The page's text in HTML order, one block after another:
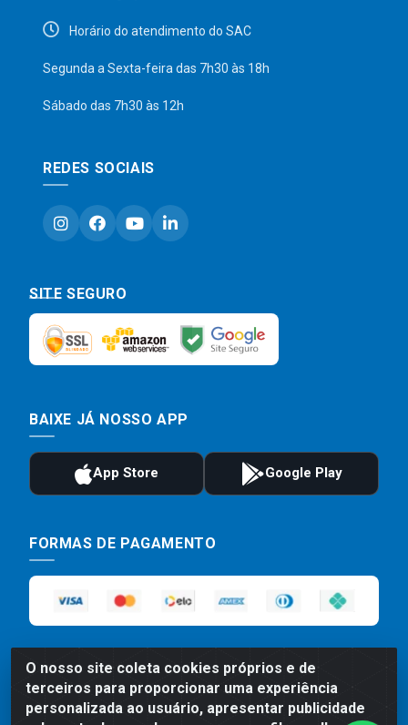
O nosso site coleta cookies próprios e de
terceiros para proporcionar uma experiência
personalizada ao usuário, apresentar publicidade
Horário do atendimento do SAC
Segunda a Sexta-feira das 7h30 às 18h
Sábado das 7h30 às 12h
REDES SOCIAIS
SITE SEGURO
BAIXE JÁ NOSSO APP
FORMAS DE PAGAMENTO